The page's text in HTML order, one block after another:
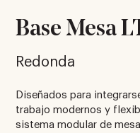
Base Mesa
Redonda
Diseñados para
trabajo modernos y
sistema modular de